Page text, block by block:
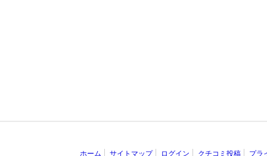
ホーム サイトマップ ログイン クチコミ投稿 プラ